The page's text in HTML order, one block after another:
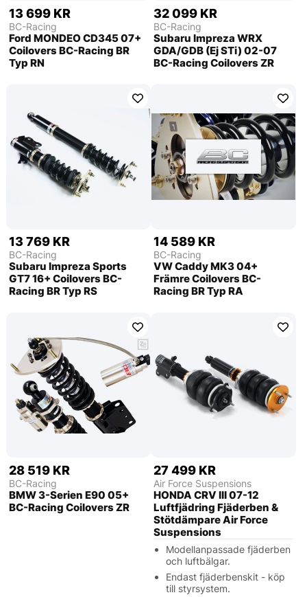
13 699 KR
BC-Racing
Ford MONDEO CD345 07+
Coilovers BC-Racing BR
Typ RN
32 099 KR
BC-Racing
Subaru Impreza WRX
GDA/GDB (Ej STi) 02-07
BC-Racing Coilovers ZR
13 769 KR
BC-Racing
Subaru Impreza Sports
GT7 16+ Coilovers BC-
Racing BR Typ RS
14 589 KR
BC-Racing
VW Caddy MK3 04+
Främre Coilovers BC-
Racing BR Typ RA
28 519 KR
BC-Racing
BMW 3-Serien E90 05+
BC-Racing Coilovers ZR
27 499 KR
Air Force Suspensions
HONDA CRV III 07-12
Luftfjädring Fjäderben &
Stötdämpare Air Force
Suspensions
Modellanpassade fjäderben
och luftbälgar.
Endast fjäderbenskit - köp
till styrsystem.